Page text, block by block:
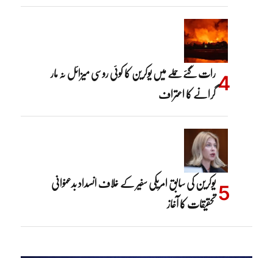
رات گئے حملے میں یوکرین کا کوئی روسی میزائل نہ مار
گرانے کا اعتراف
یوکرین کی سابق امریکی سفیر کے خلاف انسداد بدعنوانی
تحقیقات کا آغاز